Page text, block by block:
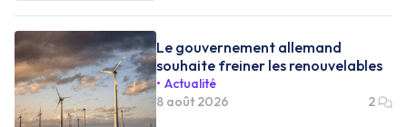
Le gouvernement allemand
souhaite freiner les renouvelables
Actualité
8 août 2026
2